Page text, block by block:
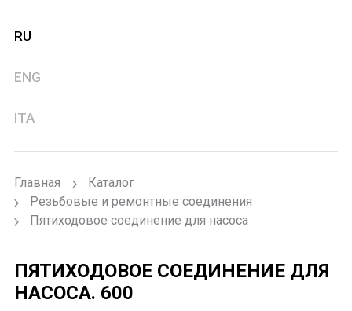
RU
ENG
ITA
Главная
Каталог
Резьбовые и ремонтные соединения
Пятиходовое соединение для насоса
ПЯТИХОДОВОЕ СОЕДИНЕНИЕ ДЛЯ
НАСОСА. 600